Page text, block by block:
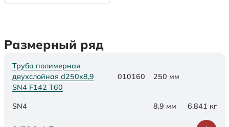
Размерный ряд
Труба полимерная
двухслойная d250х8,9
SN4 F142 Т60
010160 250 мм
SN4 8,9 мм 6,841 кг